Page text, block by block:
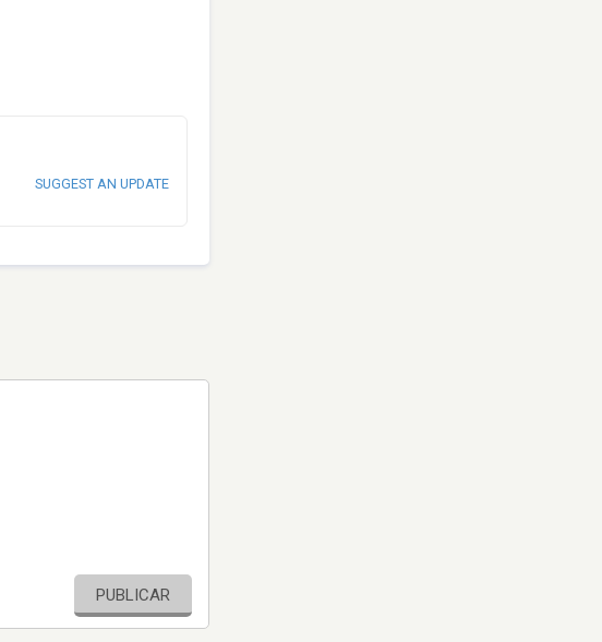
SUGGEST AN UPDATE
PUBLICAR